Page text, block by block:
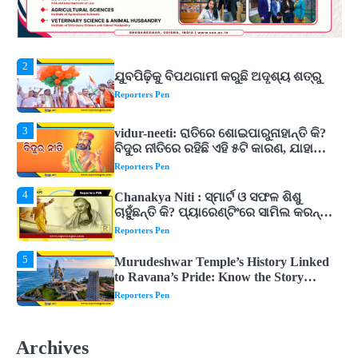
2
ଯୁବପିଢ଼ିକୁ ବିପଥଗାମୀ କରୁଛି ଅଦୃଶ୍ୟ ଶତ୍ରୁ
Reporters Pen
3
vidur-neeti: ରାତିରେ ଶୋଇପାରୁନାହାନ୍ତି କି?
ବିଦୁର ନୀତିରେ ରହିଛି ଏହି ୫ଟି କାରଣ, ଯାହା
ଉଡ଼ାଇ ଦିଏ ନିଦ
Reporters Pen
4
Chanakya Niti : ସ୍ମାର୍ଟ ଓ ସଫଳ ଶିଶୁ
ଚାହୁଁଛନ୍ତି କି? ପ୍ୟାରେଣ୍ଟିଂରେ ସାମିଲ କରନ୍ତୁ
ଚାଣକ୍ୟଙ୍କ ଏହି ୬ଟି କଥା
Reporters Pen
5
Murudeshwar Temple’s History Linked
to Ravana’s Pride: Know the Story
Behind the 123-Foot Shiva Statue by the
Reporters Pen
1
ମହାନଦୀରେ ବଢୁଛି ପାଣି, ହୀରାକୁଦରେ ୧୨ ଗେଟ୍
ଖୋଲିଲା
Reporters Pen
Archives